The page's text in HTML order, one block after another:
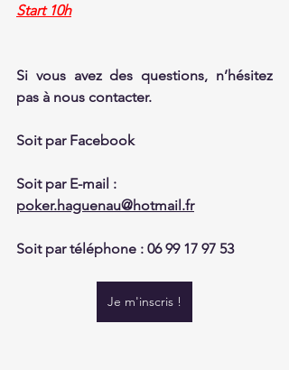
Start 10h
Si vous avez des questions, n’hésitez
pas à nous contacter.
Soit par Facebook
Soit par E-mail :
poker.haguenau@hotmail.fr
Soit par téléphone : 06 99 17 97 53
Je m'inscris !